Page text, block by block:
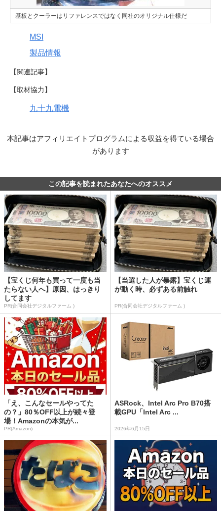
基板とクーラーはリファレンスではなく同社のオリジナル仕様だ
MSI
製品情報
【関連記事】
【取材協力】
九十九電機
本記事はアフィリエイトプログラムによる収益を得ている場合
があります
この記事を読まれたあなたへのオススメ
【宝くじ何年も買って一度も当
たらない人へ】原因、はっきり
してます
PR(合同会社デジタルファーム )
【当選した人が暴露】宝くじ運
が動く時、必ずある前触れ
PR(合同会社デジタルファーム )
「え、こんなセールやってた
の？」80％OFF以上が続々登
場！Amazonの本気が...
PR(Amazon)
ASRock、Intel Arc Pro B70搭
載GPU「Intel Arc ...
2026年6月15日